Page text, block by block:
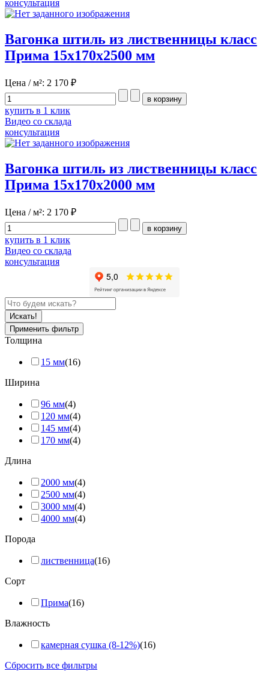
консультация
Вагонка штиль из лиственницы класс
Прима 15x170x2500 мм
Цена / м²: 2 170 ₽
купить в 1 клик
Видео со склада
консультация
Вагонка штиль из лиственницы класс
Прима 15x170x2000 мм
Цена / м²: 2 170 ₽
купить в 1 клик
Видео со склада
консультация
Применить фильтр
Толщина
15 мм(16)
Ширина
96 мм(4)
120 мм(4)
145 мм(4)
170 мм(4)
Длина
2000 мм(4)
2500 мм(4)
3000 мм(4)
4000 мм(4)
Порода
лиственница(16)
Сорт
Прима(16)
Влажность
камерная сушка (8-12%)(16)
Сбросить все фильтры